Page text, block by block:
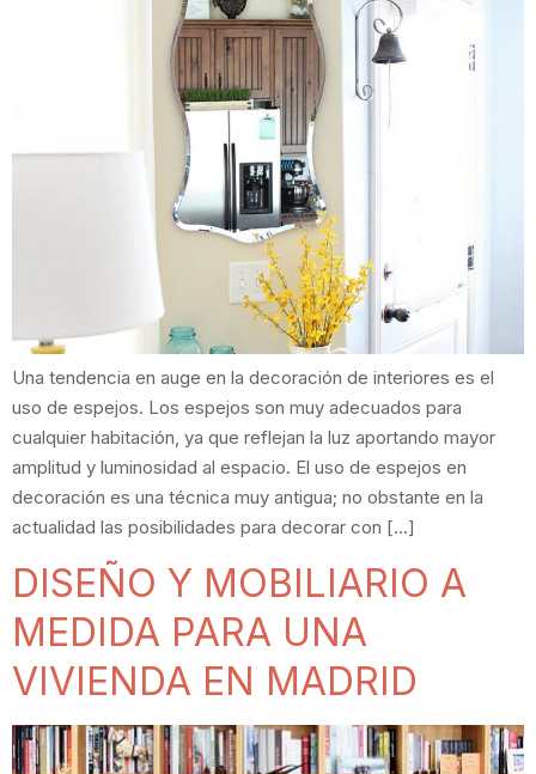
Una tendencia en auge en la decoración de interiores es el
uso de espejos. Los espejos son muy adecuados para
cualquier habitación, ya que reflejan la luz aportando mayor
amplitud y luminosidad al espacio. El uso de espejos en
decoración es una técnica muy antigua; no obstante en la
actualidad las posibilidades para decorar con […]
DISEÑO Y MOBILIARIO A
MEDIDA PARA UNA
VIVIENDA EN MADRID